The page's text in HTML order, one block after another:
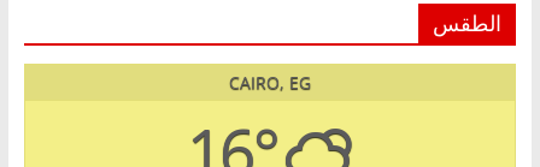
الطقس
CAIRO, EG